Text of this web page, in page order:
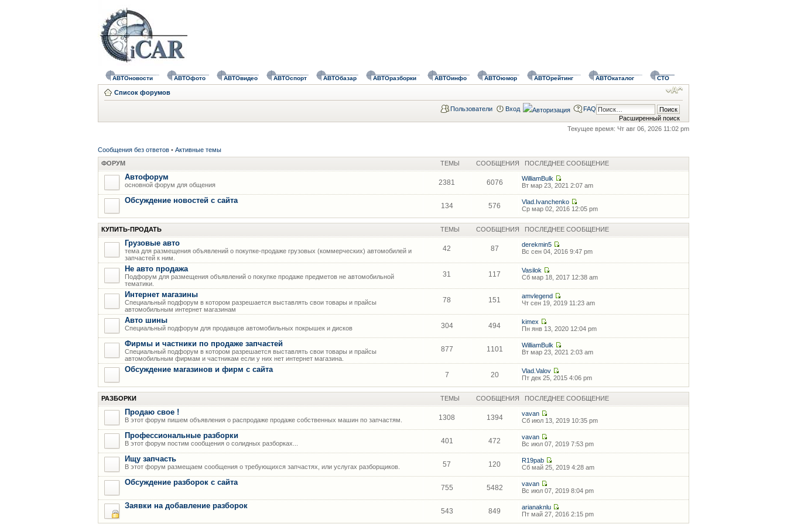
АВТОновости АВТОфото АВТОвидео АВТОспорт АВТОбазар АВТОразборки АВТОинфо АВТОюмор АВТОрейтинг АВТОкаталог СТО
Список форумов
Расширенный поиск
Пользователи Вход FAQ
Текущее время: Чт авг 06, 2026 11:02 pm
Сообщения без ответов • Активные темы
ФОРУМ
ТЕМЫ СООБЩЕНИЯ ПОСЛЕДНЕЕ СООБЩЕНИЕ
Автофорум
основной форум для общения 2381 6076
WilliamBulk
Вт мар 23, 2021 2:07 am
Обсуждение новостей с сайта
134 576
Vlad.Ivanchenko
Ср мар 02, 2016 12:05 pm
КУПИТЬ-ПРОДАТЬ ТЕМЫ СООБЩЕНИЯ ПОСЛЕДНЕЕ СООБЩЕНИЕ
Грузовые авто
тема для размещения объявлений о покупке-продаже грузовых (коммерческих) автомобилей и
запчастей к ним.
42 87
derekmin5
Вс сен 04, 2016 9:47 pm
Не авто продажа
Подфорум для размещения объявлений о покупке продаже предметов не автомобильной
тематики.
31 117
Vasilok
Сб мар 18, 2017 12:38 am
Интернет магазины
Специальный подфорум в котором разрешается выставлять свои товары и прайсы
автомобильным интернет магазинам
78 151
amvlegend
Чт сен 19, 2019 11:23 am
Авто шины
Специальный подфорум для продавцов автомобильных покрышек и дисков 304 494
kimex
Пн янв 13, 2020 12:04 pm
Фирмы и частники по продаже запчастей
Специальный подфорум в котором разрешается выставлять свои товары и прайсы
автомобильным фирмам и частникам если у них нет интернет магазина.
877 1101
WilliamBulk
Вт мар 23, 2021 2:03 am
Обсуждение магазинов и фирм с сайта
7 20
Vlad.Valov
Пт дек 25, 2015 4:06 pm
РАЗБОРКИ ТЕМЫ СООБЩЕНИЯ ПОСЛЕДНЕЕ СООБЩЕНИЕ
Продаю свое !
В этот форум пишем объявления о распродаже продаже собственных машин по запчастям. 1308 1394
vavan
Сб июл 13, 2019 10:35 pm
Профессиональные разборки
В этот форум постим сообщения о солидных разборках... 401 472
vavan
Вс июл 07, 2019 7:53 pm
Ищу запчасть
В этот форум размещаем сообщения о требующихся запчастях, или услугах разборщиков. 57 120
R19pab
Сб май 25, 2019 4:28 am
Обсуждение разборок с сайта
755 5482
vavan
Вс июл 07, 2019 8:04 pm
Заявки на добавление разборок
543 849
arianaknlu
Пт май 27, 2016 2:15 pm